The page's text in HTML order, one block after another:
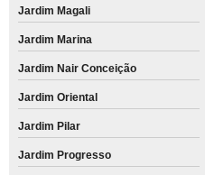
Jardim Magali
Jardim Marina
Jardim Nair Conceição
Jardim Oriental
Jardim Pilar
Jardim Progresso